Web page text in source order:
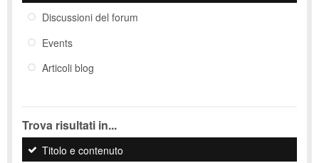
Discussioni del forum
Events
Articoli blog
Trova risultati in...
Titolo e contenuto